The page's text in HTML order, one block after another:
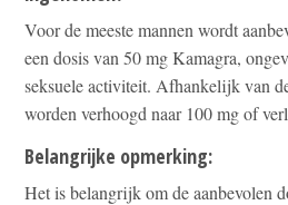
Voor de meeste mannen wordt
een dosis van 50 mg Kamagra,
seksuele activiteit. Afhankelijk van
worden verhoogd naar 100 mg of
Belangrijke opmerking:
Het is belangrijk om de aanbevolen